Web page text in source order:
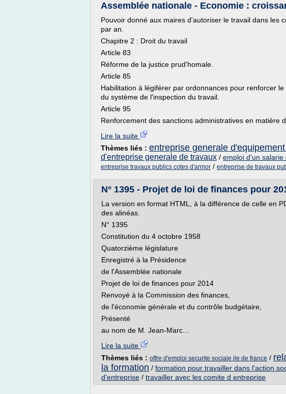
Assemblée nationale - Economie :
Pouvoir donné aux maires d'autoriser le travail dans les
par an.
Chapitre 2 : Droit du travail
Article 83
Réforme de la justice prud'homale.
Article 85
Habilitation à légiférer par ordonnances pour renforcer
du système de l'inspection du travail.
Article 95
Renforcement des sanctions administratives en matière
Lire la suite
Thèmes liés : entreprise generale
d'entreprise generale de travaux / emploi d'un
entreprise travaux publics cotes d'armor / entreprise de travaux
N° 1395 - Projet de loi de finances pour
La version en format HTML, à la différence de celle en
des alinéas.
N° 1395
Constitution du 4 octobre 1958
Quatorzième législature
Enregistré à la Présidence
de l'Assemblée nationale
Projet de loi de finances pour 2014
Renvoyé à la Commission des finances,
de l'économie générale et du contrôle budgétaire,
Présenté
au nom de M. Jean-Marc...
Lire la suite
Thèmes liés : offre d'emploi securite sociale ile de france /
la formation / formation pour travailler dans l'action
d'entreprise / travailler avec les comite d entreprise